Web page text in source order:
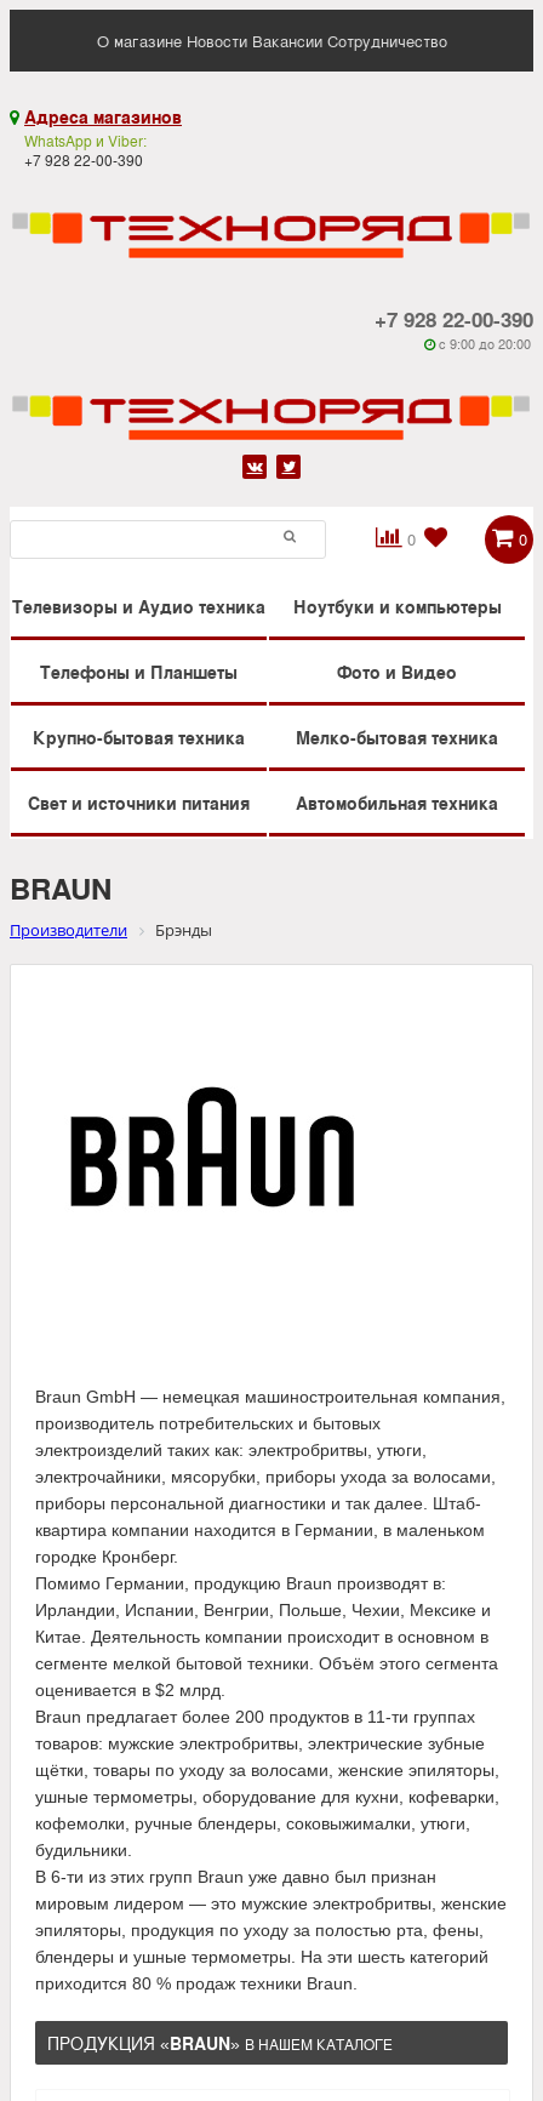
О магазине Новости Вакансии Сотрудничество
 Адреса магазинов
WhatsApp и Viber:
+7 928 22-00-390
+7 928 22-00-390
 c 9:00 до 20:00
 
0

 0
Телевизоры и Аудио техника Ноутбуки и компьютеры
Телефоны и Планшеты Фото и Видео
Крупно-бытовая техника Мелко-бытовая техника
Свет и источники питания Автомобильная техника
BRAUN
Производители Брэнды
Braun GmbH — немецкая машиностроительная компания,
производитель потребительских и бытовых
электроизделий таких как: электробритвы, утюги,
электрочайники, мясорубки, приборы ухода за волосами,
приборы персональной диагностики и так далее. Штаб-
квартира компании находится в Германии, в маленьком
городке Кронберг.
Помимо Германии, продукцию Braun производят в:
Ирландии, Испании, Венгрии, Польше, Чехии, Мексике и
Китае. Деятельность компании происходит в основном в
сегменте мелкой бытовой техники. Объём этого сегмента
оценивается в $2 млрд.
Braun предлагает более 200 продуктов в 11-ти группах
товаров: мужские электробритвы, электрические зубные
щётки, товары по уходу за волосами, женские эпиляторы,
ушные термометры, оборудование для кухни, кофеварки,
кофемолки, ручные блендеры, соковыжималки, утюги,
будильники.
В 6-ти из этих групп Braun уже давно был признан
мировым лидером — это мужские электробритвы, женские
эпиляторы, продукция по уходу за полостью рта, фены,
блендеры и ушные термометры. На эти шесть категорий
приходится 80 % продаж техники Braun.
ПРОДУКЦИЯ «BRAUN» В НАШЕМ КАТАЛОГЕ